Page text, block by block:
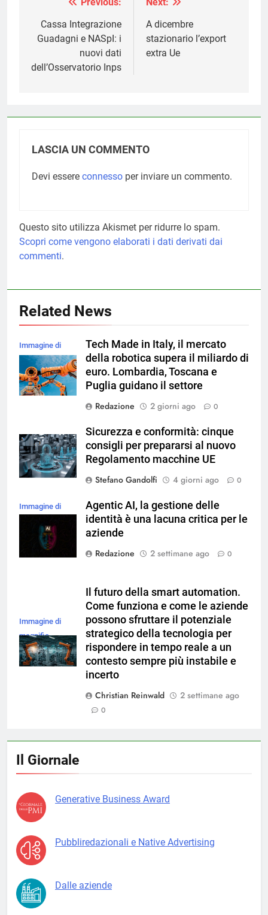
Navigazione
articoli
Cassa Integrazione
Guadagni e NASpI: i
nuovi dati
dell’Osservatorio Inps
A dicembre
stazionario l’export
extra Ue
LASCIA UN COMMENTO
Devi essere connesso per inviare un commento.
Questo sito utilizza Akismet per ridurre lo spam.
Scopri come vengono elaborati i dati derivati dai
commenti.
Related News
Immagine di
magnific
Tech Made in Italy, il mercato
della robotica supera il miliardo di
euro. Lombardia, Toscana e
Puglia guidano il settore
Redazione
2 giorni ago 0
Sicurezza e conformità: cinque
consigli per prepararsi al nuovo
Regolamento macchine UE
Stefano Gandolfi
4 giorni ago 0
Immagine di
Agentic AI, la gestione delle
identità è una lacuna critica per le
aziende
Redazione
2 settimane ago 0
Immagine di
magnific
Il futuro della smart automation.
Come funziona e come le aziende
possono sfruttare il potenziale
strategico della tecnologia per
rispondere in tempo reale a un
contesto sempre più instabile e
incerto
Christian Reinwald
2 settimane ago
0
Il Giornale
Generative Business Award
Pubbliredazionali e Native Advertising
Dalle aziende